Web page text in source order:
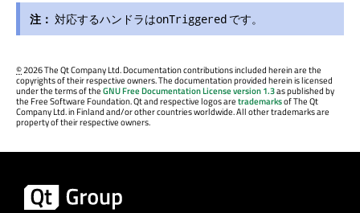
注： 対応するハンドラはonTriggered です。
©2026 The Qt Company Ltd. Documentation contributions included herein are the
copyrights of their respective owners. The documentation provided herein is licensed
under the terms of theGNU Free Documentation License version 1.3as published by
the Free Software Foundation. Qt and respective logos aretrademarksof The Qt
Company Ltd. in Finland and/or other countries worldwide. All other trademarks are
property of their respective owners.